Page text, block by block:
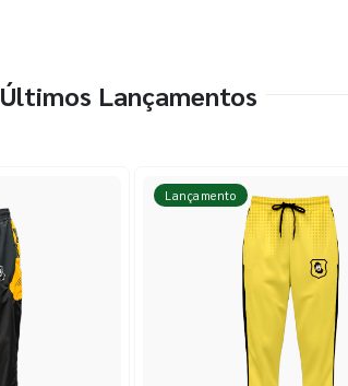
Últimos Lançamentos
Lançamento